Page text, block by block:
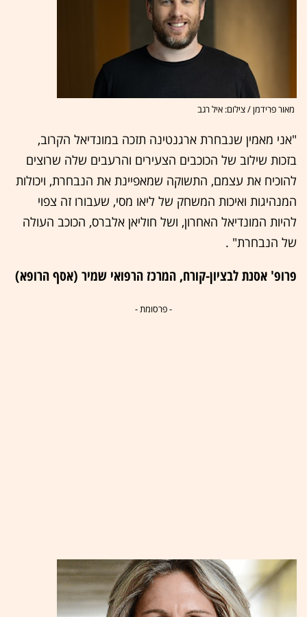
מאור פרידמן / צילום: איל רגב
"אני מאמין שנבחרת ארגנטינה תזכה במונדיאל הקרוב,
בזכות שילוב של הכוכבים הצעירים והרעבים שלה שרוצים
להוכיח את עצמם, התשוקה שמאפיינת את הנבחרת, ויכולות
המנהיגות ואיכות המשחק של ליאו מסי, שעבורו זה צפוי
להיות המונדיאל האחרון, ושל חוליאן אלברס, הכוכב העולה
של הנבחרת" .
פרופ' אסנת לבציון-קורח, המרכז הרפואי שמיר (אסף הרופא)
- פרסומת -